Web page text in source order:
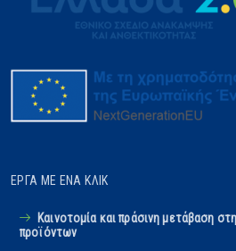
ΈΡΓΑ ΜΕ ΈΝΑ ΚΛΙΚ
Καινοτομία και πράσινη μετάβαση
προϊόντων